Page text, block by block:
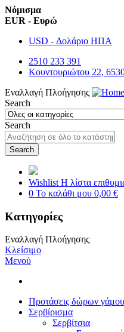
Νόμισμα
EUR - Ευρώ
USD - Δολάριο ΗΠΑ
2510 233 391
Κουντουριώτου 22,
Εναλλαγή Πλοήγησης
Search
Search
Search
Wishlist Η λίστα
0 Το καλάθι μου 0,00 €
Κατηγορίες
Εναλλαγή Πλοήγησης
Κλείσιμο
Μενού
Προτάσεις δώρων γάμου
Σερβίρισμα
Σερβίτσια